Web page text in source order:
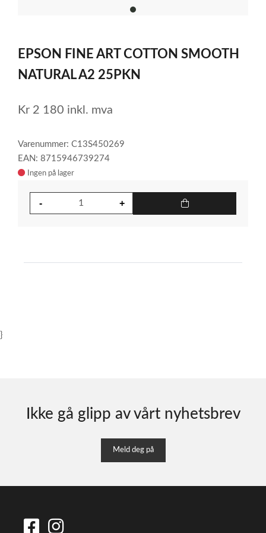
item
of
1
EPSON FINE ART COTTON SMOOTH
NATURAL A2 25PKN
Kr 2 180 inkl. mva
Varenummer: C13S450269
EAN: 8715946739274
Ingen på lager
}
Ikke gå glipp av vårt nyhetsbrev
Meld deg på